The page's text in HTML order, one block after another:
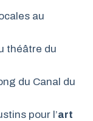
au
théâtre du
du Canal du
pour l’art